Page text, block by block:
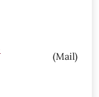
(Mail)